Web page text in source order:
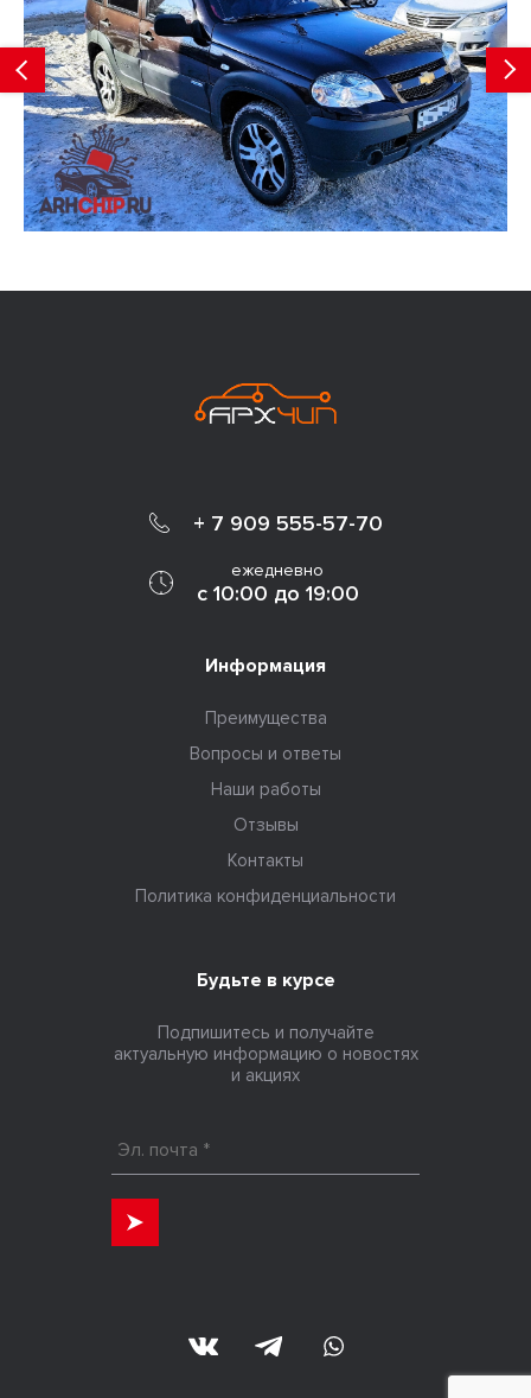
+ 7 909 555-57-70
ежедневно
с 10:00 до 19:00
Информация
Преимущества
Вопросы и ответы
Наши работы
Отзывы
Контакты
Политика конфиденциальности
Будьте в курсе
Подпишитесь и получайте
актуальную информацию о новостях
и акциях